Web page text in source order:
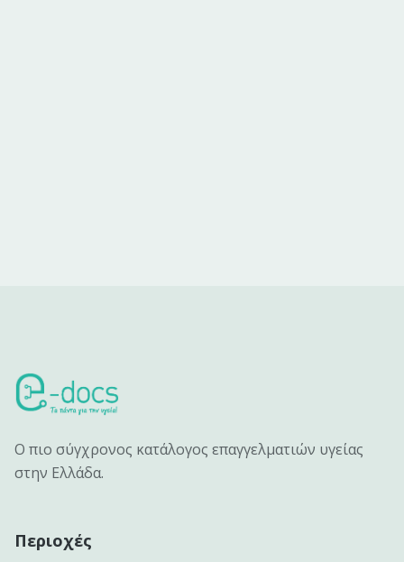
Ο πιο σύγχρονος κατάλογος επαγγελματιών υγείας
στην Ελλάδα.
Περιοχές